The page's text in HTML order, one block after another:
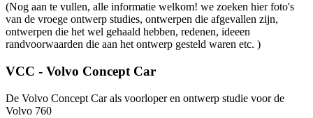
(Nog aan te vullen, alle informatie welkom! we zoeken hier foto's
van de vroege ontwerp studies, ontwerpen die afgevallen zijn,
ontwerpen die het wel gehaald hebben, redenen, ideeen
randvoorwaarden die aan het ontwerp gesteld waren etc. )
VCC - Volvo Concept Car
De Volvo Concept Car als voorloper en ontwerp studie voor de
Volvo 760